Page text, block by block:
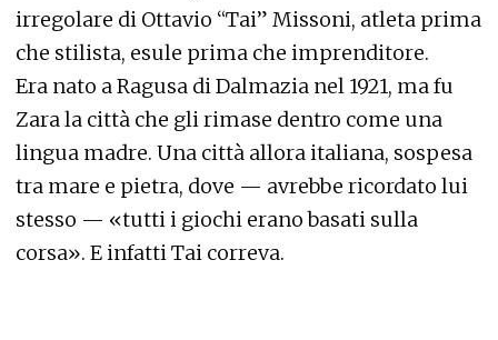
irregolare di Ottavio “Tai” Missoni, atleta prima
che stilista, esule prima che imprenditore.
Era nato a Ragusa di Dalmazia nel 1921, ma fu
Zara la città che gli rimase dentro come una
lingua madre. Una città allora italiana, sospesa
tra mare e pietra, dove — avrebbe ricordato lui
stesso — «tutti i giochi erano basati sulla
corsa». E infatti Tai correva.